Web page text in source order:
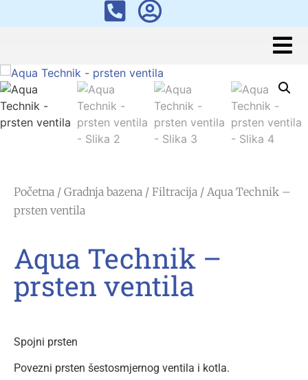
Početna / Gradnja bazena / Filtracija / Aqua Technik –
prsten ventila
Aqua Technik –
prsten ventila
Spojni prsten
Povezni prsten šestosmjernog ventila i kotla.